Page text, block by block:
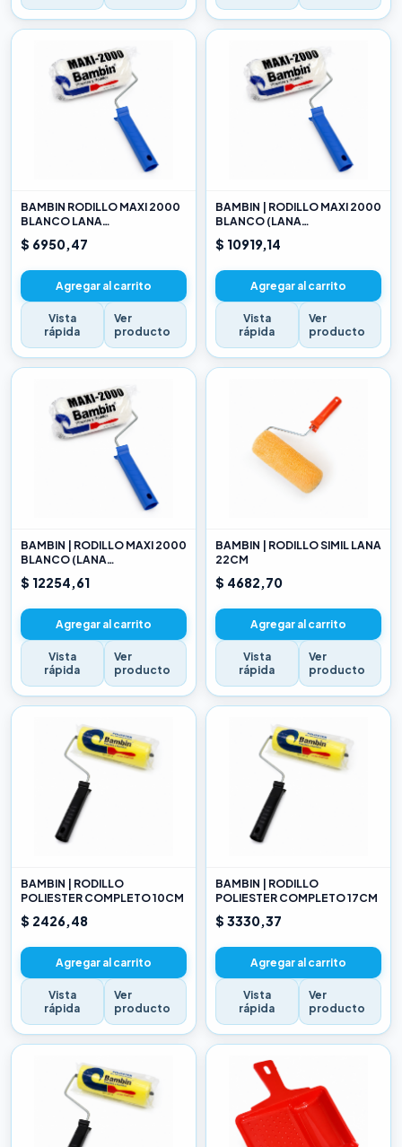
BAMBIN RODILLO MAXI 2000
BLANCO LANA
SELECCIONADA 10 CM
$ 6950,47
Agregar al carrito
Vista
rápida
Ver
producto
BAMBIN | RODILLO MAXI 2000
BLANCO (LANA
SELECCIONADA) 17CM
$ 10919,14
Agregar al carrito
Vista
rápida
Ver
producto
BAMBIN | RODILLO MAXI 2000
BLANCO (LANA
SELECCIONADA) 22CM
$ 12254,61
Agregar al carrito
Vista
rápida
Ver
producto
BAMBIN | RODILLO SIMIL LANA
22CM
$ 4682,70
Agregar al carrito
Vista
rápida
Ver
producto
BAMBIN | RODILLO
POLIESTER COMPLETO 10CM
$ 2426,48
Agregar al carrito
Vista
rápida
Ver
producto
BAMBIN | RODILLO
POLIESTER COMPLETO 17CM
$ 3330,37
Agregar al carrito
Vista
rápida
Ver
producto